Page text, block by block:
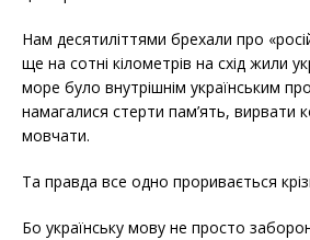
Нам десятиліттями брехали про
ще на сотні кілометрів на схід жили
море було внутрішнім українським
намагалися стерти пам’ять, вирвати
мовчати.
Та правда все одно проривається
Бо українську мову не просто